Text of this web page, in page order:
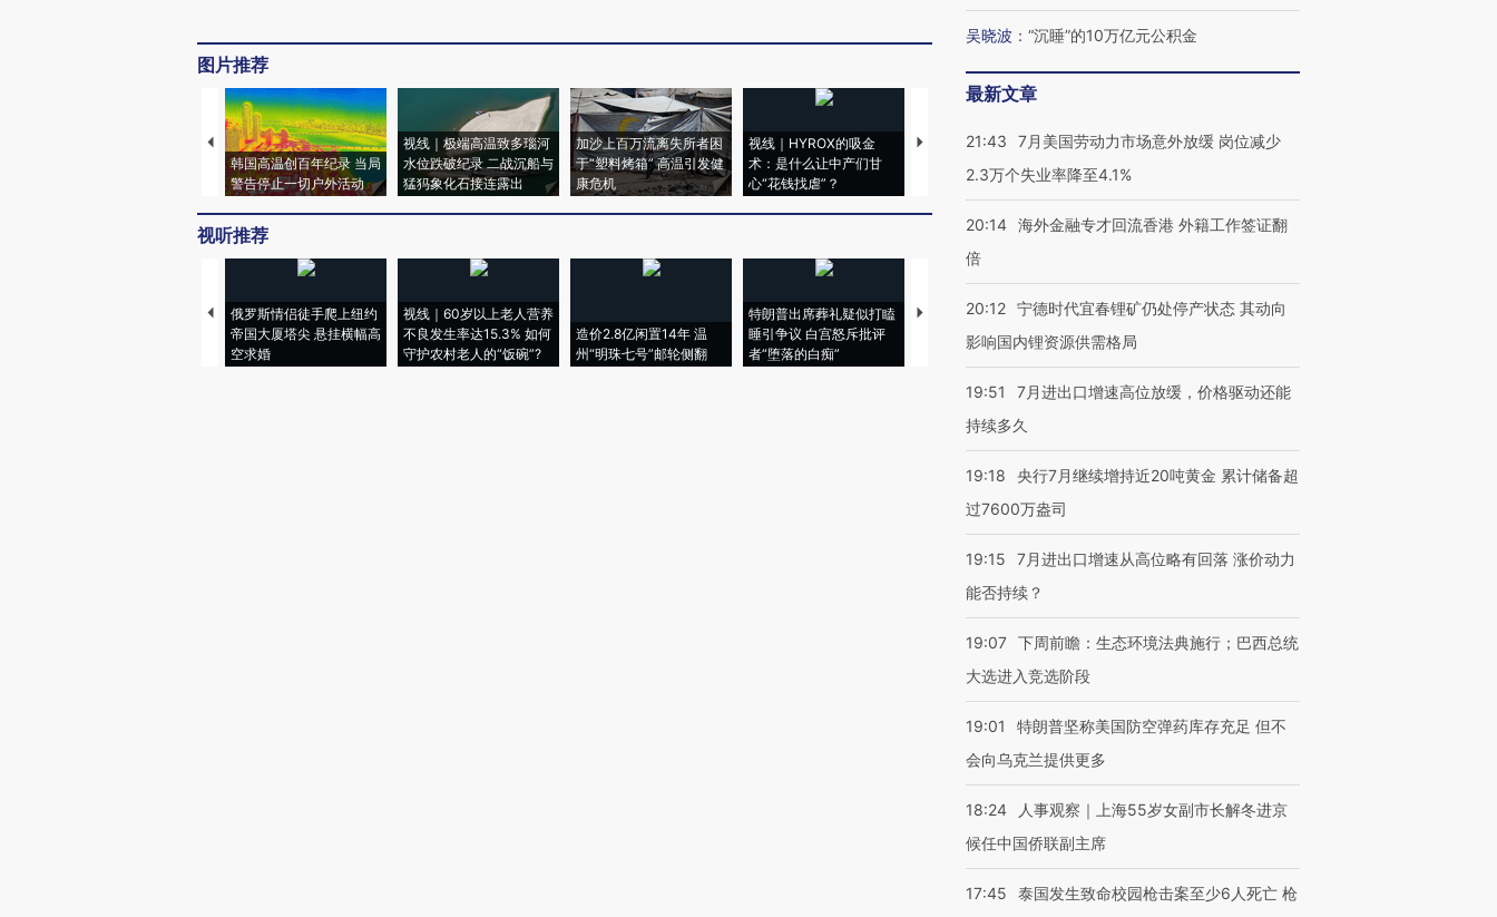
图片推荐
韩国高温创百年纪录 当局
警告停止一切户外活动
视线｜极端高温致多瑙河
水位跌破纪录 二战沉船与
猛犸象化石接连露出
加沙上百万流离失所者困
于“塑料烤箱” 高温引发健
康危机
视线｜HYROX的吸金
术：是什么让中产们甘
心“花钱找虐”？
马航飞行员跨国走私7万
粒摇头丸 尿检体内含3种
视线｜被称为“蟑螂”的印
育部长拱下台
视线｜“入侵”还是“人道危
视听推荐
俄罗斯情侣徒手爬上纽约
帝国大厦塔尖 悬挂横幅高
空求婚
视线｜60岁以上老人营养
不良发生率达15.3% 如何
守护农村老人的“饭碗”?
造价2.8亿闲置14年 温
州“明珠七号”邮轮侧翻
特朗普出席葬礼疑似打瞌
睡引争议 白宫怒斥批评
者“堕落的白痴”
视线｜全球最热百城独占
97个 印度如何熬过48°C
38岁梅西上演帽子戏法
阿根廷3-0阿尔及利亚
吴晓波 ： “沉睡”的10万亿元公积金
最新文章
21:43
7月美国劳动力市场意外放缓 岗位减少
2.3万个失业率降至4.1%
20:14 海外金融专才回流香港 外籍工作签证翻
倍
20:12 宁德时代宜春锂矿仍处停产状态 其动向
影响国内锂资源供需格局
19:51
7月进出口增速高位放缓，价格驱动还能
持续多久
19:18
央行7月继续增持近20吨黄金 累计储备超
过7600万盎司
19:15
7月进出口增速从高位略有回落 涨价动力
能否持续？
19:07 下周前瞻：生态环境法典施行；巴西总统
大选进入竞选阶段
19:01
特朗普坚称美国防空弹药库存充足 但不
会向乌克兰提供更多
18:24
人事观察｜上海55岁女副市长解冬进京
候任中国侨联副主席
17:45 泰国发生致命校园枪击案至少6人死亡 枪